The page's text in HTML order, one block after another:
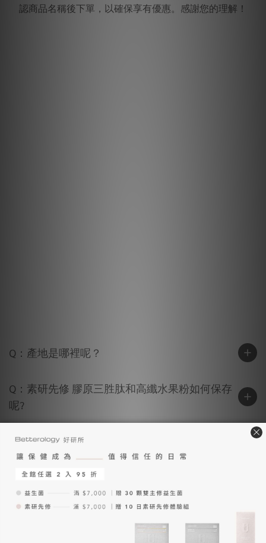
認商品名稱後下單，以確保享有優惠。感謝您的理解！
Q：產地是哪裡呢？
Q：素研先修 膠原三胜肽和高纖水果粉如何保存
呢?
Q：有添加香料、糖粉或任何隱藏成分嗎？
Q：素研先修 膠原三胜肽什麼時間吃 ?
Q：別的品牌一包都含 5、6克膠原蛋白，你們的
膠原一包才 2 克，這樣足夠嗎？